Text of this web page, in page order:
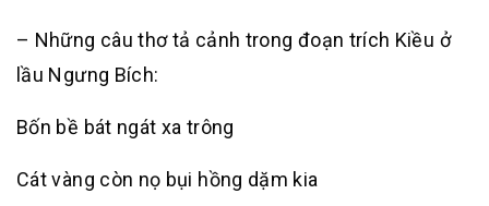
– Những câu thơ tả cảnh trong đoạn trích Kiều ở
lầu Ngưng Bích:
Bốn bề bát ngát xa trông
Cát vàng còn nọ bụi hồng dặm kia